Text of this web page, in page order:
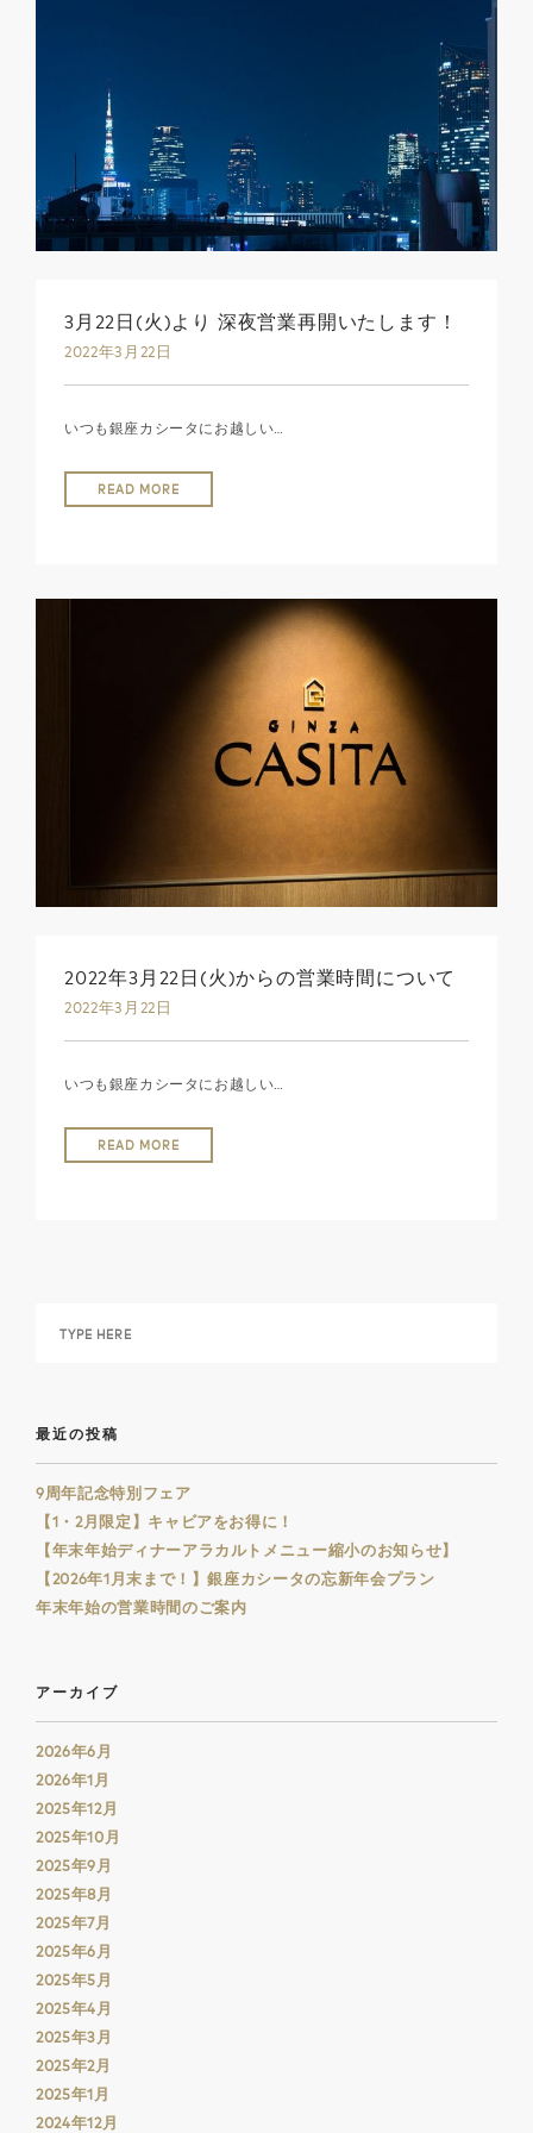
3月22日(火)より 深夜営業再開いたします！
2022年3月22日
いつも銀座カシータにお越しい…
READ MORE
2022年3月22日(火)からの営業時間について
2022年3月22日
いつも銀座カシータにお越しい…
READ MORE
最近の投稿
9周年記念特別フェア
【1・2月限定】キャビアをお得に！
【年末年始ディナーアラカルトメニュー縮小のお知らせ】
【2026年1月末まで！】銀座カシータの忘新年会プラン
年末年始の営業時間のご案内
アーカイブ
2026年6月
2026年1月
2025年12月
2025年10月
2025年9月
2025年8月
2025年7月
2025年6月
2025年5月
2025年4月
2025年3月
2025年2月
2025年1月
2024年12月